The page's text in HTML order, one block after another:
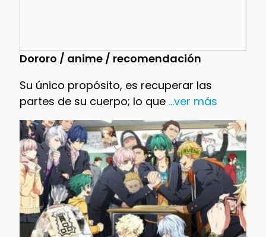
Dororo / anime / recomendación
Su único propósito, es recuperar las
partes de su cuerpo; lo que...ver más